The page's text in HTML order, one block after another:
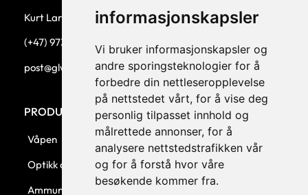
informasjonskapsler
Vi bruker informasjonskapsler og
andre sporingsteknologier for å
forbedre din nettleseropplevelse
på nettstedet vårt, for å vise deg
personlig tilpasset innhold og
målrettede annonser, for å
analysere nettstedstrafikken vår
og for å forstå hvor våre
besøkende kommer fra.
Kurt Larsen, daglig leder.
(+47) 973 33 332
post@glw.no
PRODUKTKATEGORIER
Våpen
Optikk og montasjer
Ammunisjon